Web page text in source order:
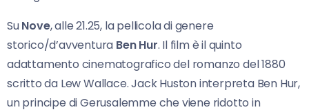
SuNove, alle 21.25, la pellicola di genere
storico/d’avventura Ben Hur. Il film è il quinto
adattamento cinematografico del romanzo del 1880
scritto da Lew Wallace. Jack Huston interpreta Ben Hur,
un principe di Gerusalemme che viene ridotto in